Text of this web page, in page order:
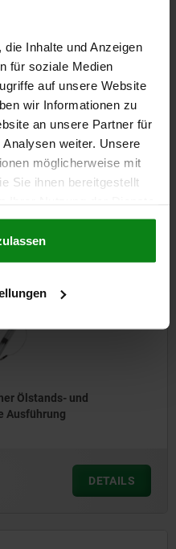
Inhalte und Anzeigen
für soziale Medien
auf unsere Website
wir Informationen zu
an unsere Partner für
weiter. Unsere
möglicherweise mit
Sie ihnen bereitgestellt
Ölstandsüberwachung,
DETAILS
Ölstands- und
Ausführung
DETAILS